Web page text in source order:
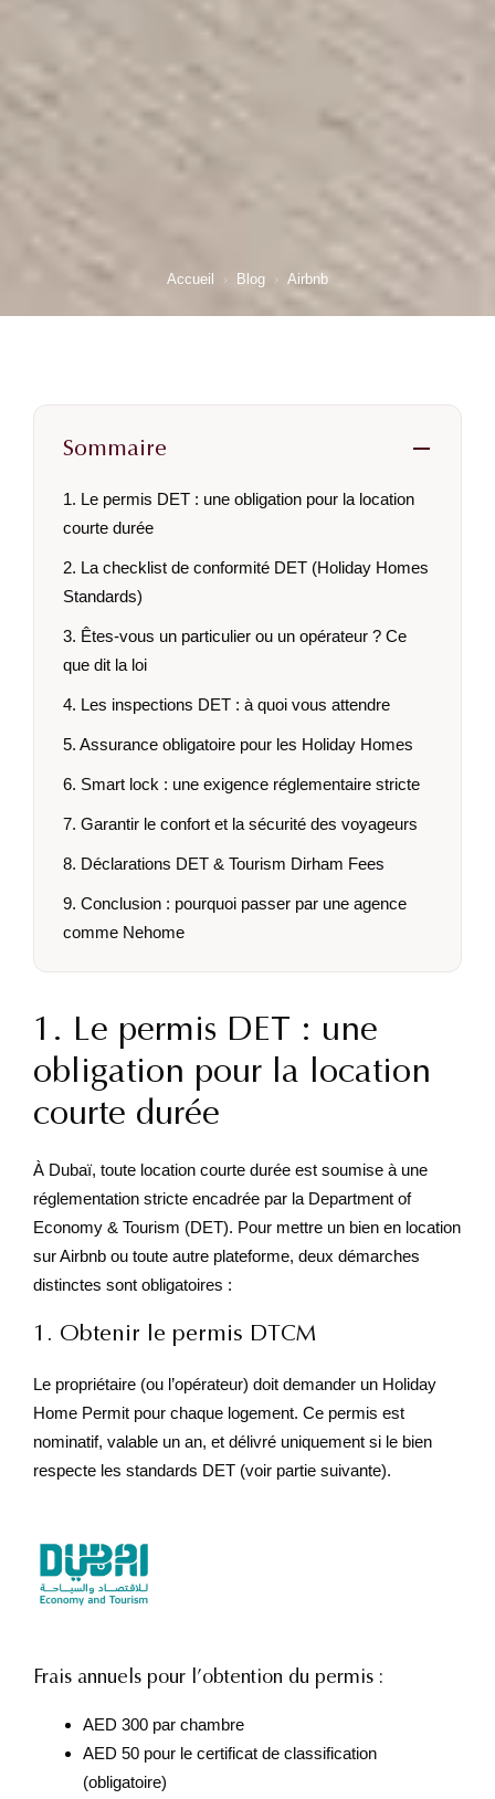
Accueil › Blog › Airbnb
Sommaire
1. Le permis DET : une obligation pour la location
courte durée
2. La checklist de conformité DET (Holiday Homes
Standards)
3. Êtes-vous un particulier ou un opérateur ? Ce
que dit la loi
4. Les inspections DET : à quoi vous attendre
5. Assurance obligatoire pour les Holiday Homes
6. Smart lock : une exigence réglementaire stricte
7. Garantir le confort et la sécurité des voyageurs
8. Déclarations DET & Tourism Dirham Fees
9. Conclusion : pourquoi passer par une agence
comme Nehome
1. Le permis DET : une
obligation pour la location
courte durée
À Dubaï, toute location courte durée est soumise à une
réglementation stricte encadrée par la Department of
Economy & Tourism (DET). Pour mettre un bien en location
sur Airbnb ou toute autre plateforme, deux démarches
distinctes sont obligatoires :
1. Obtenir le permis DTCM
Le propriétaire (ou l’opérateur) doit demander un Holiday
Home Permit pour chaque logement. Ce permis est
nominatif, valable un an, et délivré uniquement si le bien
respecte les standards DET (voir partie suivante).
Frais annuels pour l’obtention du permis :
AED 300 par chambre
AED 50 pour le certificat de classification
(obligatoire)